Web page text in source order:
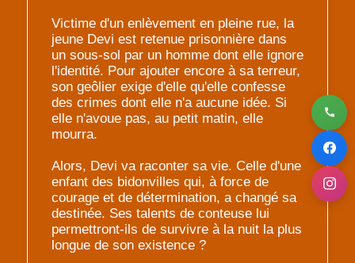
Victime d'un enlèvement en pleine rue, la
jeune Devi est retenue prisonnière dans
un sous-sol par un homme dont elle ignore
l'identité. Pour ajouter encore à sa terreur,
son geôlier exige d'elle qu'elle confesse
des crimes dont elle n'a aucune idée. Si
elle n'avoue pas, au petit matin, elle
mourra.
Alors, Devi va raconter sa vie. Celle d'une
enfant des bidonvilles qui, à force de
courage et de détermination, a changé sa
destinée. Ses talents de conteuse lui
permettront-ils de survivre à la nuit la plus
longue de son existence ?